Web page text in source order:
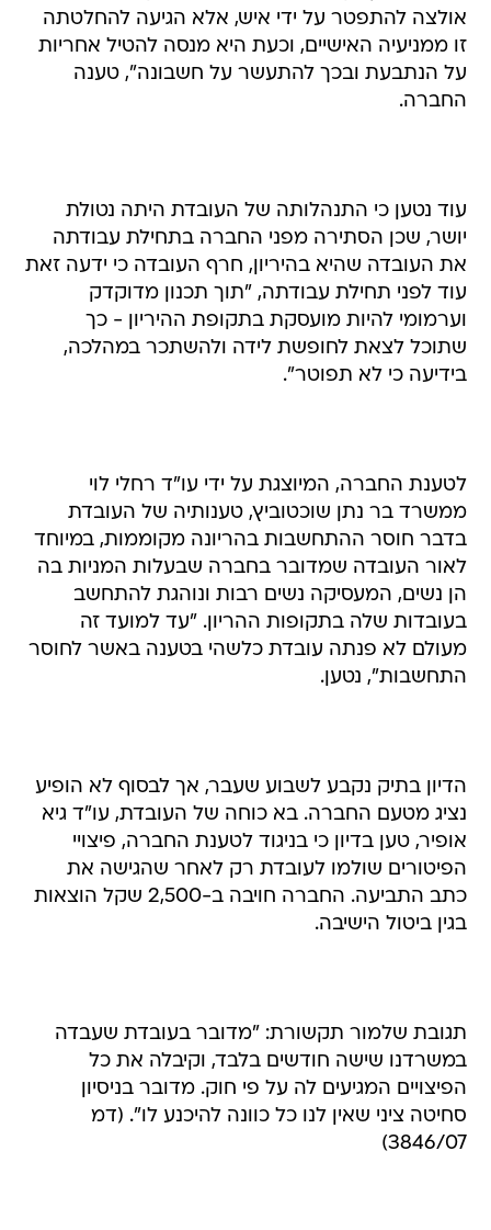
אולצה להתפטר על ידי איש, אלא הגיעה להחלטתה
זו ממניעיה האישיים, וכעת היא מנסה להטיל אחריות
על הנתבעת ובכך להתעשר על חשבונה", טענה
החברה.
עוד נטען כי התנהלותה של העובדת היתה נטולת
יושר, שכן הסתירה מפני החברה בתחילת עבודתה
את העובדה שהיא בהיריון, חרף העובדה כי ידעה זאת
עוד לפני תחילת עבודתה, "תוך תכנון מדוקדק
וערמומי להיות מועסקת בתקופת ההיריון - כך
שתוכל לצאת לחופשת לידה ולהשתכר במהלכה,
בידיעה כי לא תפוטר".
לטענת החברה, המיוצגת על ידי עו"ד רחלי לוי
ממשרד בר נתן שוכטוביץ, טענותיה של העובדת
בדבר חוסר ההתחשבות בהריונה מקוממות, במיוחד
לאור העובדה שמדובר בחברה שבעלות המניות בה
הן נשים, המעסיקה נשים רבות ונוהגת להתחשב
בעובדות שלה בתקופות ההריון. "עד למועד זה
מעולם לא פנתה עובדת כלשהי בטענה באשר לחוסר
התחשבות", נטען.
הדיון בתיק נקבע לשבוע שעבר, אך לבסוף לא הופיע
נציג מטעם החברה. בא כוחה של העובדת, עו"ד גיא
אופיר, טען בדיון כי בניגוד לטענת החברה, פיצויי
הפיטורים שולמו לעובדת רק לאחר שהגישה את
כתב התביעה. החברה חויבה ב-2,500 שקל הוצאות
בגין ביטול הישיבה.
תגובת שלמור תקשורת: "מדובר בעובדת שעבדה
במשרדנו שישה חודשים בלבד, וקיבלה את כל
הפיצויים המגיעים לה על פי חוק. מדובר בניסיון
סחיטה ציני שאין לנו כל כוונה להיכנע לו". (דמ
3846/07)